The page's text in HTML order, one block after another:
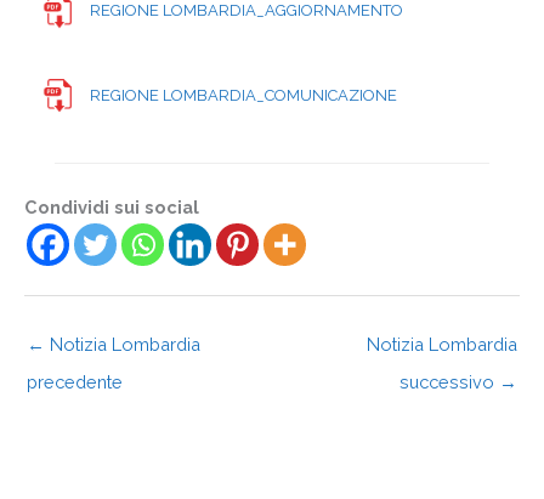
REGIONE LOMBARDIA_AGGIORNAMENTO
REGIONE LOMBARDIA_COMUNICAZIONE
Condividi sui social
← Notizia Lombardia
precedente
Notizia Lombardia
successivo →